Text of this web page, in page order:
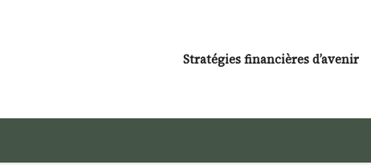
Stratégies financières d’avenir